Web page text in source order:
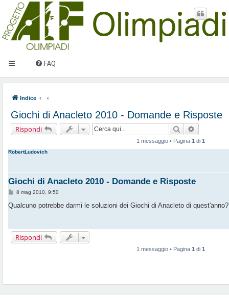
FAQ
Indice
Giochi di Anacleto 2010 - Domande e Risposte
Rispondi Cerca
1 messaggio • Pagina 1 di 1
RobertLudovich
Giochi di Anacleto 2010 - Domande e Risposte
M
s
g
o
8 mag 2010, 9:50
Qualcuno potrebbe darmi le soluzioni dei Giochi di Anacleto di quest'anno?
Rispondi
1 messaggio • Pagina 1 di 1